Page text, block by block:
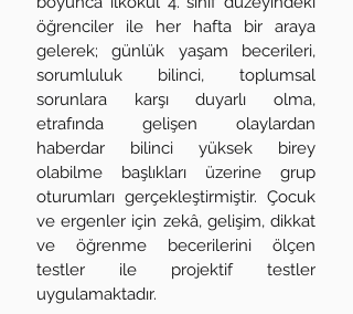
öğrenciler ile her hafta bir araya
gelerek; günlük yaşam becerileri,
sorumluluk bilinci, toplumsal
sorunlara karşı duyarlı olma,
etrafında gelişen olaylardan
haberdar bilinci yüksek birey
olabilme başlıkları üzerine grup
oturumları gerçekleştirmiştir. Çocuk
ve ergenler için zekâ, gelişim, dikkat
ve öğrenme becerilerini ölçen
testler ile projektif testler
uygulamaktadır.